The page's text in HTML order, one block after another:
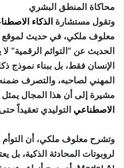
محاكاة المنطق البشري
وتقول مستشارة الذكاء
معلوف ملكي، في حديث لموقع
الحديث عن “التوائم الرقمية”
الإنسان فقط، بل ببناء نموذج
المهني لصاحبه، والتصرف
مشيرة إلى أن هذا المجال يمثل
الاصطناعي التوليدي تعقيداً
وتشرح معلوف ملكي، أن التوأم